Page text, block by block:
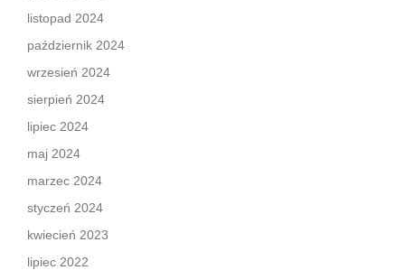
listopad 2024
październik 2024
wrzesień 2024
sierpień 2024
lipiec 2024
maj 2024
marzec 2024
styczeń 2024
kwiecień 2023
lipiec 2022